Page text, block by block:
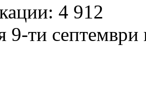
4 912
9-ти